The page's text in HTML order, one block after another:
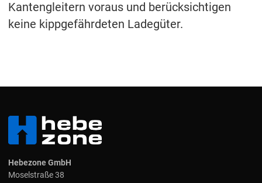
Kantengleitern voraus und berücksichtigen
keine kippgefährdeten Ladegüter.
Hebezone GmbH
Moselstraße 38